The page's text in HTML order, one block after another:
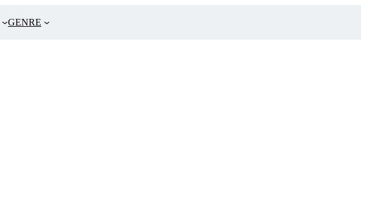
GENRE